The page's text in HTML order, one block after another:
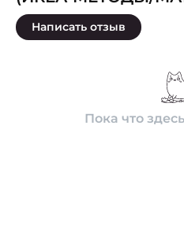
Написать отзыв
Пока что